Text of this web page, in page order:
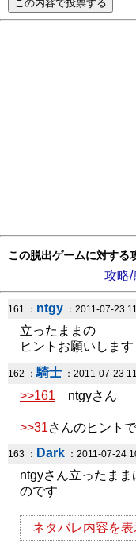
この脱出ゲームに対する
攻略/
161 ： ntgy ：2011-07-23
立ったままの
ヒントお願いします
162 ：騎士 ：2011-07-23
>>161 ntgyさん
>>31さんのヒント
163 ： Dark ：2011-07-24
ntgyさん立ったま
のです
ネタバレ内容を表